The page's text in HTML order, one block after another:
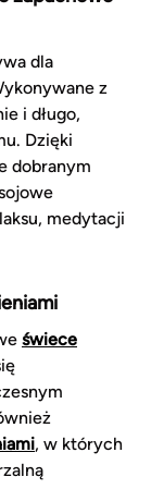
dla
z
i długo,
Dzięki
dobranym
medytacji
świece
, w których